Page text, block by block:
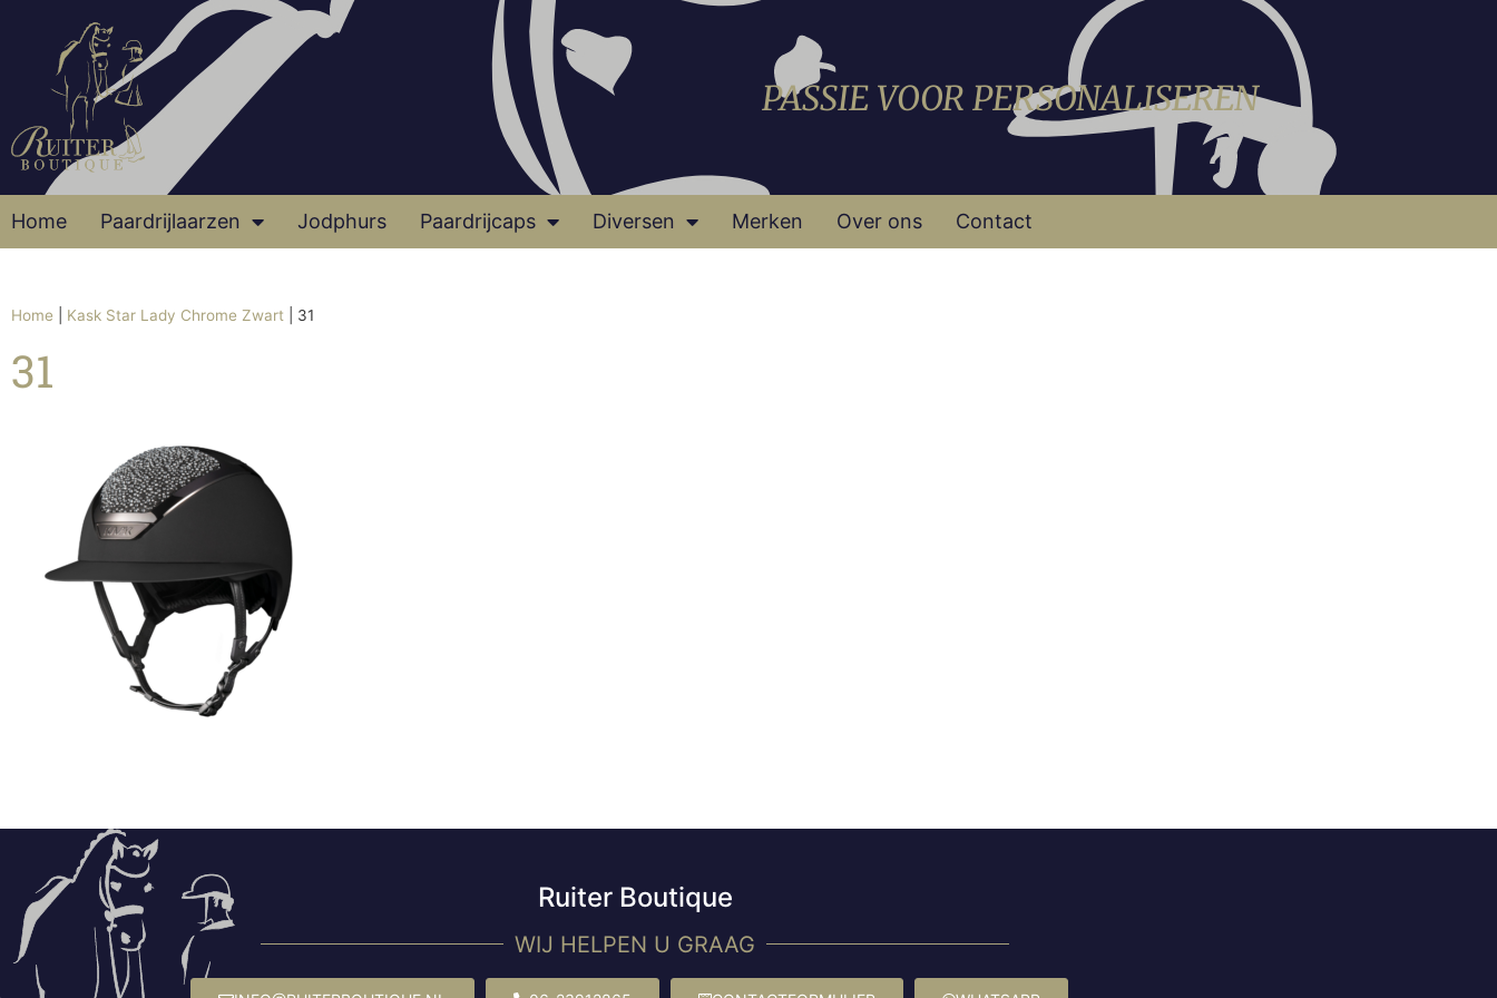
PASSIE VOOR PERSONALISEREN
Home Paardrijlaarzen Jodphurs Paardrijcaps Diversen Merken Over ons Contact
Home Kask Star Lady Chrome Zwart 31
31
Ruiter Boutique
WIJ HELPEN U GRAAG